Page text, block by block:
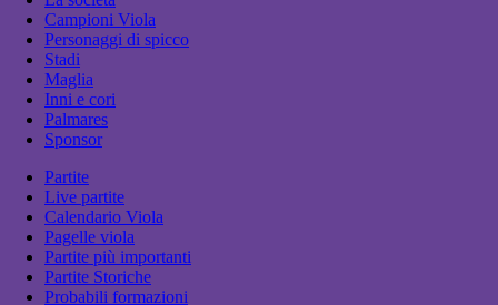
Campioni Viola
Personaggi di spicco
Stadi
Maglia
Inni e cori
Palmares
Sponsor
Partite
Live partite
Calendario Viola
Pagelle viola
Partite più importanti
Partite Storiche
Probabili formazioni